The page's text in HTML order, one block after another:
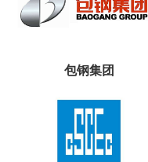
包钢集团